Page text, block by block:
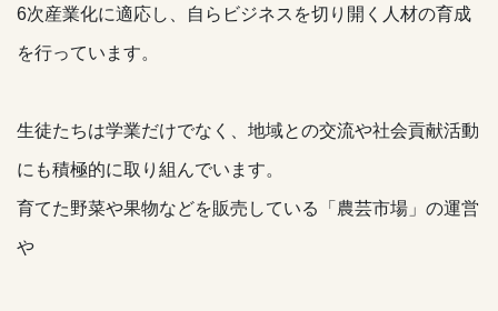
6次産業化に適応し、自らビジネスを切り開く人材の育成
を行っています。
生徒たちは学業だけでなく、地域との交流や社会貢献活動
にも積極的に取り組んでいます。
育てた野菜や果物などを販売している「農芸市場」の運営
や